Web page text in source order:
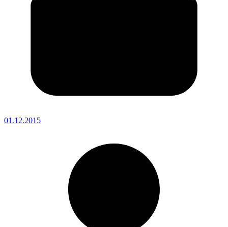
01.12.2015